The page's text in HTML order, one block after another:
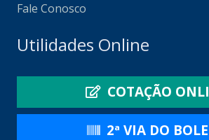
Fale Conosco
Utilidades Online
COTAÇÃO
2ª VIA DO